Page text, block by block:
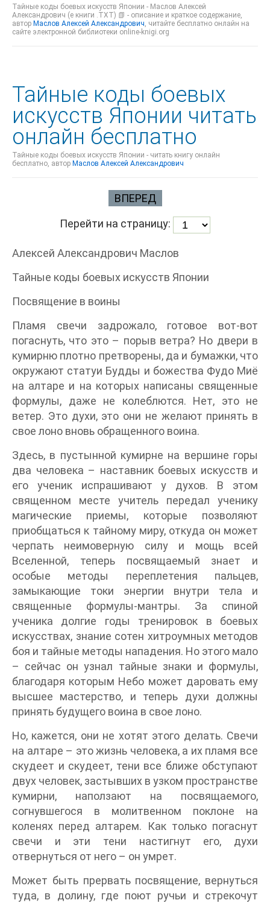
Тайные коды боевых искусств Японии - Маслов Алексей
Александрович (е книги .TXT) 📗 - описание и краткое содержание,
автор Маслов Алексей Александрович , читайте бесплатно онлайн на
сайте электронной библиотеки online-knigi.org
Тайные коды боевых
искусств Японии читать
онлайн бесплатно
Тайные коды боевых искусств Японии - читать книгу онлайн
бесплатно, автор Маслов Алексей Александрович
ВПЕРЕД
Перейти на страницу:
Алексей Александрович Маслов
Тайные коды боевых искусств Японии
Посвящение в воины
Пламя свечи задрожало, готовое вот-вот
погаснуть, что это – порыв ветра? Но двери в
кумирню плотно претворены, да и бумажки, что
окружают статуи Будды и божества Фудо Миё
на алтаре и на которых написаны священные
формулы, даже не колеблются. Нет, это не
ветер. Это духи, это они не желают принять в
свое лоно вновь обращенного воина.
Здесь, в пустынной кумирне на вершине горы
два человека – наставник боевых искусств и
его ученик испрашивают у духов. В этом
священном месте учитель передал ученику
магические приемы, которые позволяют
приобщаться к тайному миру, откуда он может
черпать неимоверную силу и мощь всей
Вселенной, теперь посвящаемый знает и
особые методы переплетения пальцев,
замыкающие токи энергии внутри тела и
священные формулы-мантры. За спиной
ученика долгие годы тренировок в боевых
искусствах, знание сотен хитроумных методов
боя и тайные методы нападения. Но этого мало
– сейчас он узнал тайные знаки и формулы,
благодаря которым Небо может даровать ему
высшее мастерство, и теперь духи должны
принять будущего воина в свое лоно.
Но, кажется, они не хотят этого делать. Свечи
на алтаре – это жизнь человека, а их пламя все
скудеет и скудеет, тени все ближе обступают
двух человек, застывших в узком пространстве
кумирни, наползают на посвящаемого,
согнувшегося в молитвенном поклоне на
коленях перед алтарем. Как только погаснут
свечи и эти тени настигнут его, духи
отвернуться от него – он умрет.
Может быть прервать посвящение, вернуться
туда, в долину, где поют ручьи и стрекочут